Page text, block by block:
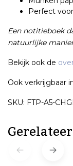
Perfect
Een notitieboek
natuurlijke
Bekijk ook de
Ook verkrijgbaar
SKU: FTP-A5-